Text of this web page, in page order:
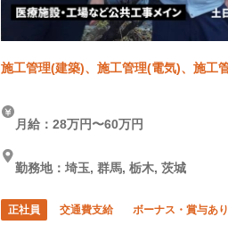
施工管理(建築)、施工管理(電気)、施工
月給：28万円〜60万円
勤務地：埼玉, 群馬, 栃木, 茨城
正社員 交通費支給 ボーナス・賞与あり